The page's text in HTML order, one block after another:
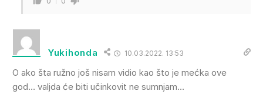
Yukihonda 10.03.2022. 13:53
O ako šta ružno još nisam vidio kao što je mećka ove
god… valjda će biti učinkovit ne sumnjam…